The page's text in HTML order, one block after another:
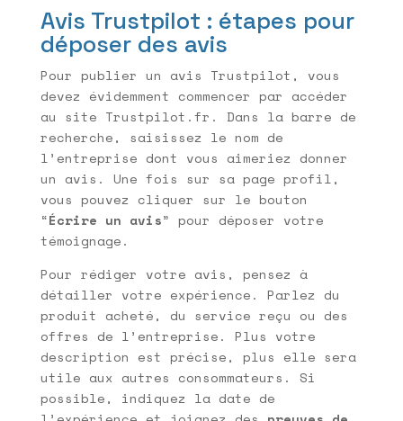
Avis Trustpilot : étapes pour
déposer des avis
Pour publier un avis Trustpilot, vous
devez évidemment commencer par accéder
au site Trustpilot.fr. Dans la barre de
recherche, saisissez le nom de
l’entreprise dont vous aimeriez donner
un avis. Une fois sur sa page profil,
vous pouvez cliquer sur le bouton
“Écrire un avis” pour déposer votre
témoignage.
Pour rédiger votre avis, pensez à
détailler votre expérience. Parlez du
produit acheté, du service reçu ou des
offres de l’entreprise. Plus votre
description est précise, plus elle sera
utile aux autres consommateurs. Si
possible, indiquez la date de